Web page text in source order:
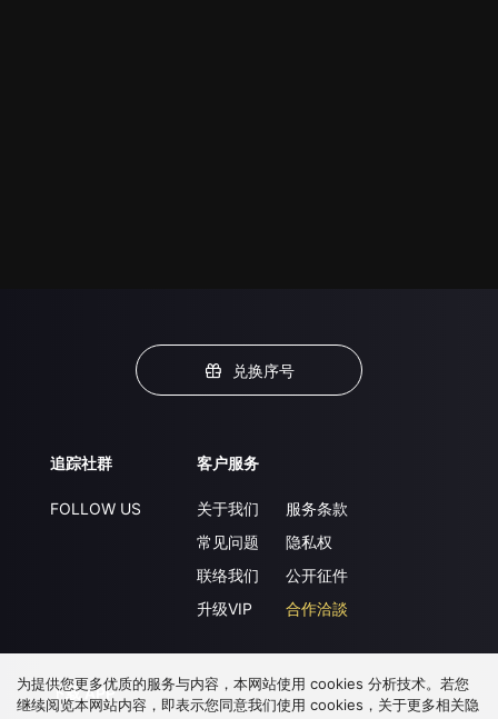
兑换序号
追踪社群
FOLLOW US
客户服务
关于我们
常见问题
联络我们
升级VIP
服务条款
隐私权
公开征件
合作洽談
下载 APP
为提供您更多优质的服务与内容，本网站使用 cookies 分析技术。若您
继续阅览本网站内容，即表示您同意我们使用 cookies，关于更多相关隐